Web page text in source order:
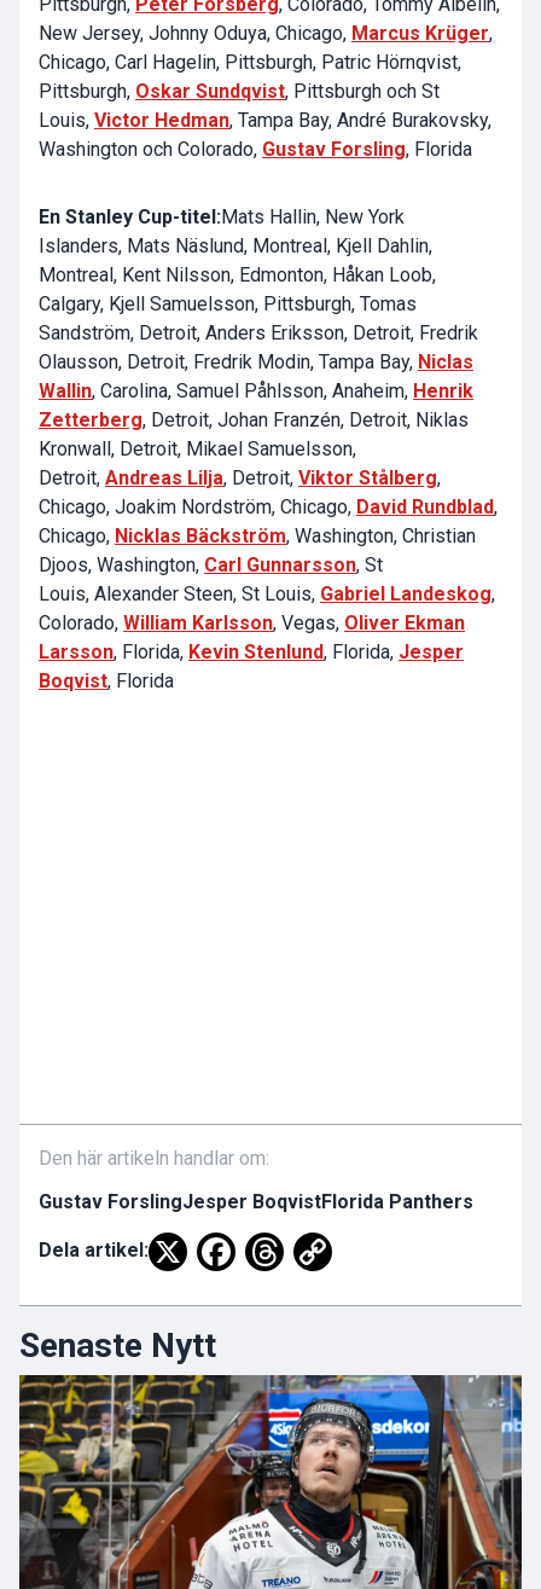
Pittsburgh, Peter Forsberg, Colorado, Tommy Albelin,
New Jersey, Johnny Oduya, Chicago, Marcus Krüger,
Chicago, Carl Hagelin, Pittsburgh, Patric Hörnqvist,
Pittsburgh, Oskar Sundqvist, Pittsburgh och St
Louis, Victor Hedman, Tampa Bay, André Burakovsky,
Washington och Colorado, Gustav Forsling, Florida
En Stanley Cup-titel:Mats Hallin, New York
Islanders, Mats Näslund, Montreal, Kjell Dahlin,
Montreal, Kent Nilsson, Edmonton, Håkan Loob,
Calgary, Kjell Samuelsson, Pittsburgh, Tomas
Sandström, Detroit, Anders Eriksson, Detroit, Fredrik
Olausson, Detroit, Fredrik Modin, Tampa Bay, Niclas
Wallin, Carolina, Samuel Påhlsson, Anaheim, Henrik
Zetterberg, Detroit, Johan Franzén, Detroit, Niklas
Kronwall , Detroit, Mikael Samuelsson,
Detroit, Andreas Lilja, Detroit, Viktor Stålberg,
Chicago, Joakim Nordström, Chicago, David Rundblad,
Chicago, Nicklas Bäckström, Washington, Christian
Djoos, Washington, Carl Gunnarsson, St
Louis, Alexander Steen, St Louis, Gabriel Landeskog,
Colorado, William Karlsson, Vegas, Oliver Ekman
Larsson, Florida, Kevin Stenlund, Florida, Jesper
Boqvist, Florida
Den här artikeln handlar om:
Gustav ForslingJesper BoqvistFlorida Panthers
Dela artikel:
Senaste Nytt